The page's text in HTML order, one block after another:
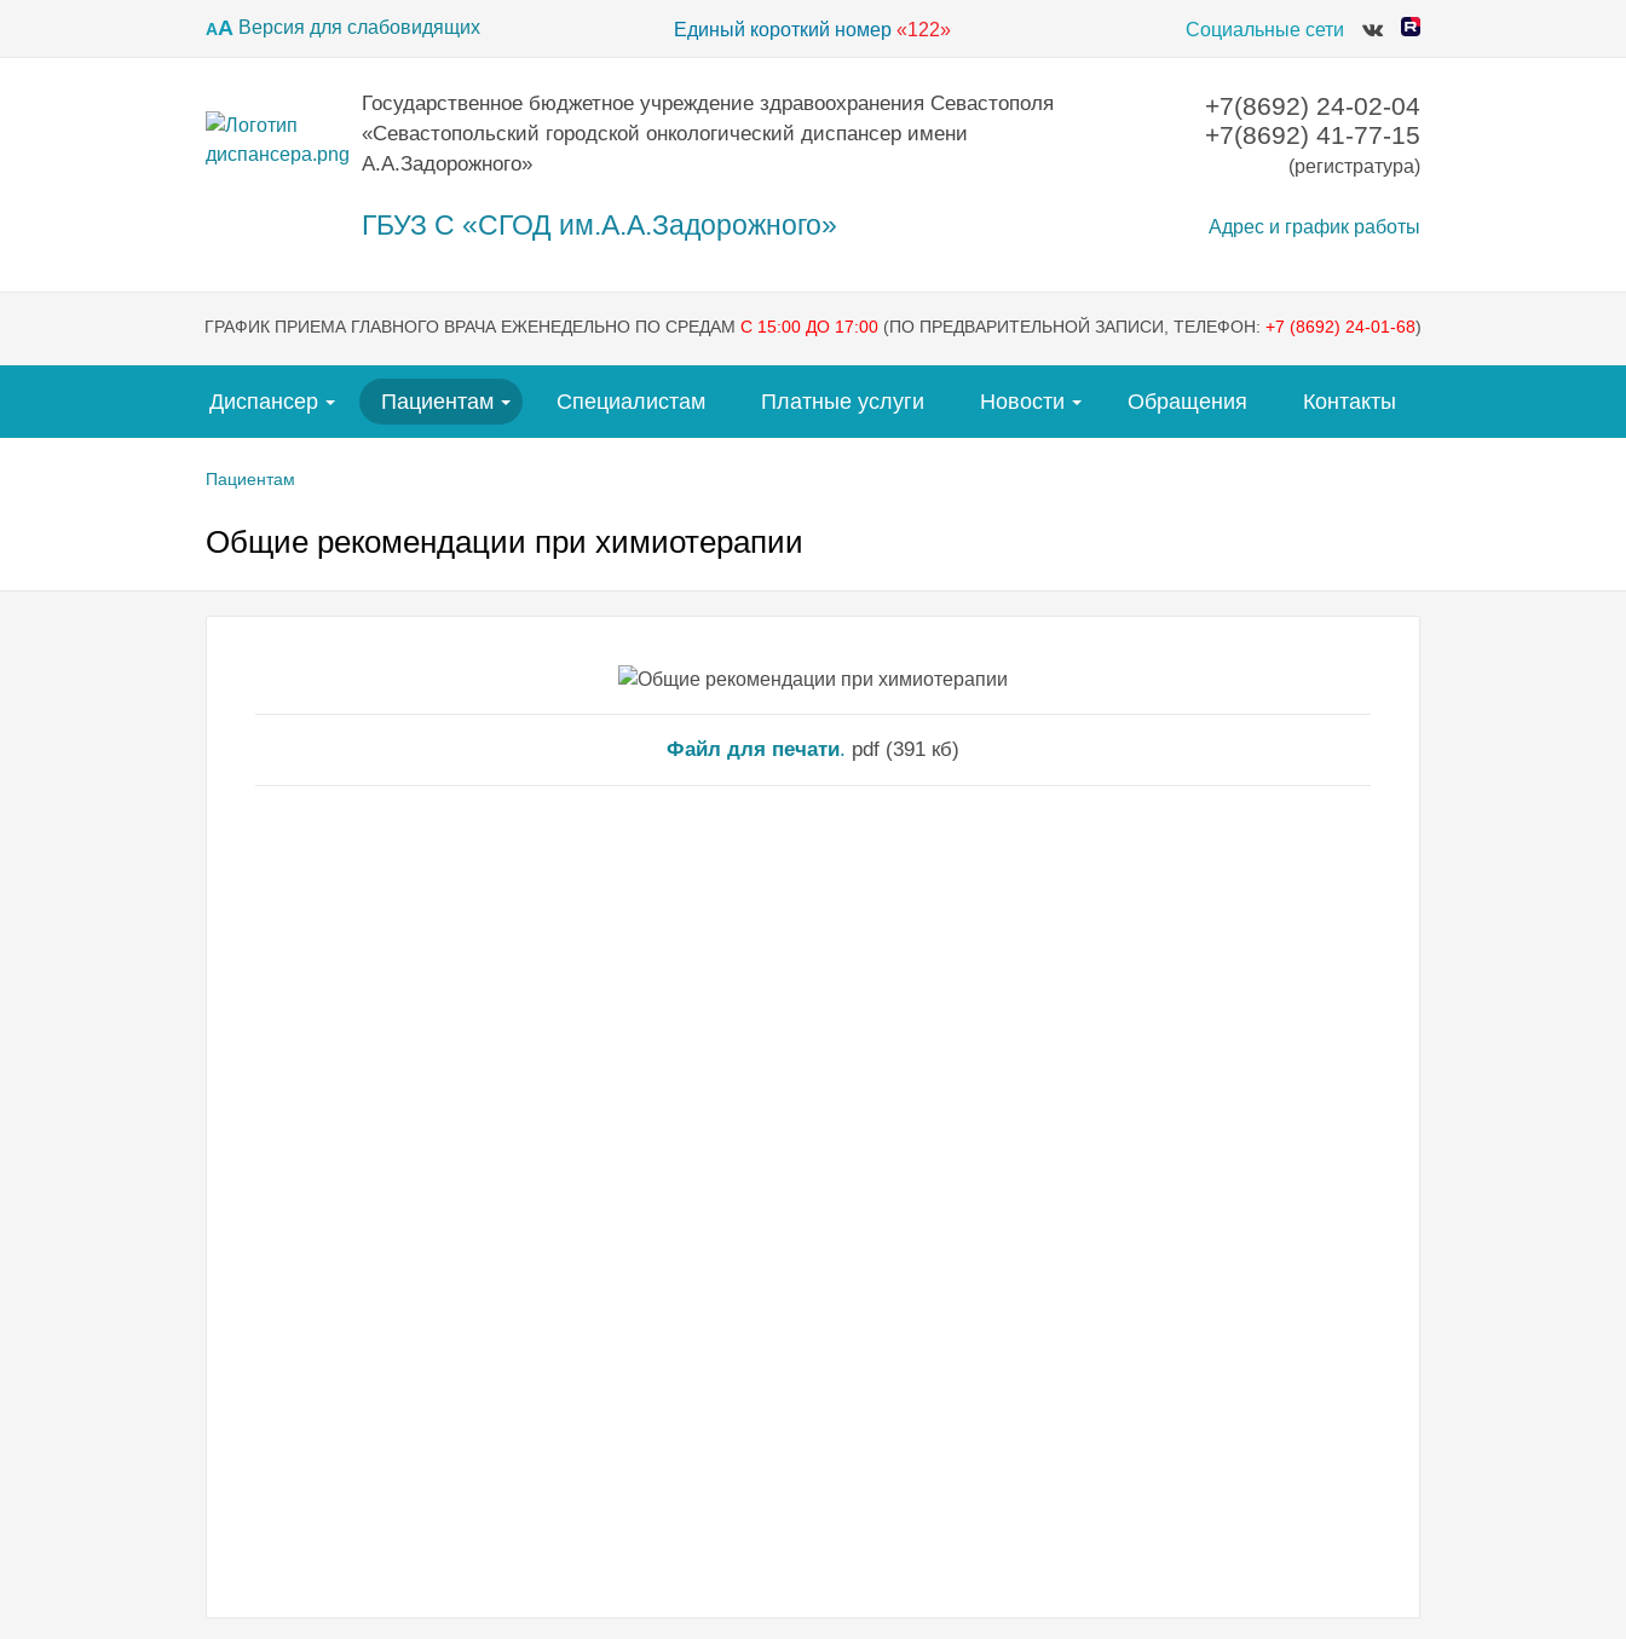
АА Версия для слабовидящих Единый короткий номер «122» Социальные сети
Государственное бюджетное учреждение здравоохранения Севастополя
«Севастопольский городской онкологический диспансер имени
А.А.Задорожного»
ГБУЗ С «СГОД им.А.А.Задорожного»
+7(8692) 24-02-04
+7(8692) 41-77-15
(регистратура)
Адрес и график работы
ГРАФИК ПРИЕМА ГЛАВНОГО ВРАЧА ЕЖЕНЕДЕЛЬНО ПО СРЕДАМ С 15:00 ДО 17:00 (ПО ПРЕДВАРИТЕЛЬНОЙ ЗАПИСИ, ТЕЛЕФОН: +7 (8692) 24-01-68)
Диспансер Пациентам Специалистам Платные услуги Новости Обращения Контакты
Пациентам
Общие рекомендации при химиотерапии
Файл для печати. pdf (391 кб)